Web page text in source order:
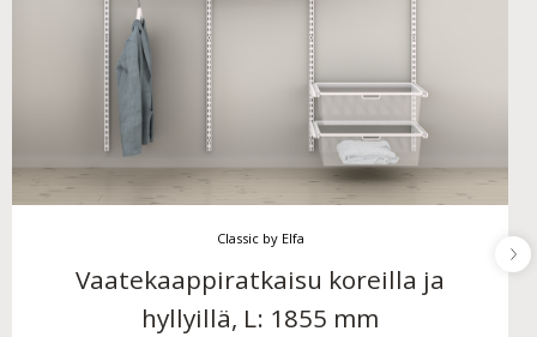
Classic by Elfa
Vaatekaappiratkaisu koreilla ja
hyllyillä, L: 1855 mm